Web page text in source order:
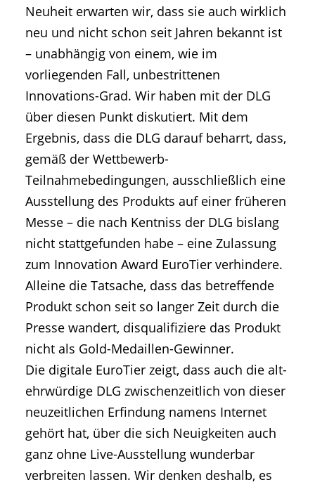
Neuheit erwarten wir, dass sie auch wirklich
neu und nicht schon seit Jahren bekannt ist
– unabhängig von einem, wie im
vorliegenden Fall, unbestrittenen
Innovations-Grad. Wir haben mit der DLG
über diesen Punkt diskutiert. Mit dem
Ergebnis, dass die DLG darauf beharrt, dass,
gemäß der Wettbewerb-
Teilnahmebedingungen, ausschließlich eine
Ausstellung des Produkts auf einer früheren
Messe – die nach Kentniss der DLG bislang
nicht stattgefunden habe – eine Zulassung
zum Innovation Award EuroTier verhindere.
Alleine die Tatsache, dass das betreffende
Produkt schon seit so langer Zeit durch die
Presse wandert, disqualifiziere das Produkt
nicht als Gold-Medaillen-Gewinner.
Die digitale EuroTier zeigt, dass auch die alt-
ehrwürdige DLG zwischenzeitlich von dieser
neuzeitlichen Erfindung namens Internet
gehört hat, über die sich Neuigkeiten auch
ganz ohne Live-Ausstellung wunderbar
verbreiten lassen. Wir denken deshalb, es